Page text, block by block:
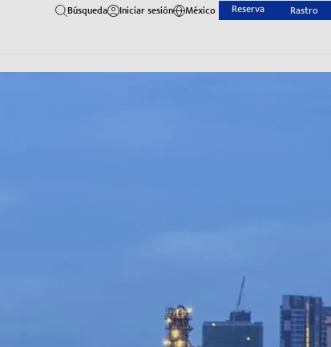
Búsqueda Iniciar sesión México Reserva Rastro